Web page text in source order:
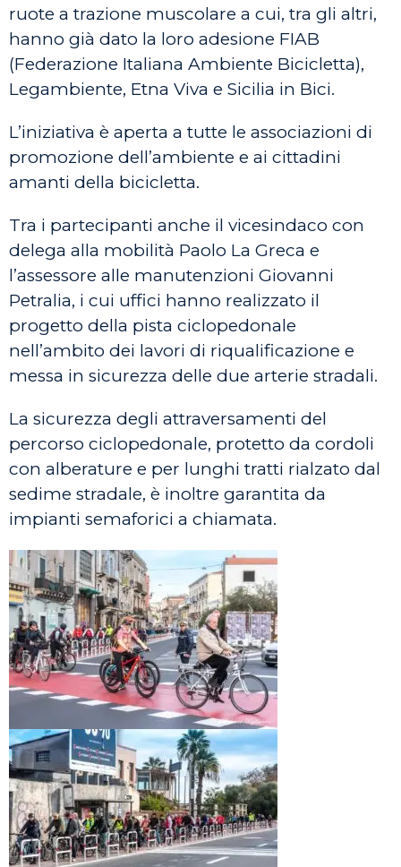
ruote a trazione muscolare a cui, tra gli altri,
hanno già dato la loro adesione FIAB
(Federazione Italiana Ambiente Bicicletta),
Legambiente, Etna Viva e Sicilia in Bici.
L’iniziativa è aperta a tutte le associazioni di
promozione dell’ambiente e ai cittadini
amanti della bicicletta.
Tra i partecipanti anche il vicesindaco con
delega alla mobilità Paolo La Greca e
l’assessore alle manutenzioni Giovanni
Petralia, i cui uffici hanno realizzato il
progetto della pista ciclopedonale
nell’ambito dei lavori di riqualificazione e
messa in sicurezza delle due arterie stradali.
La sicurezza degli attraversamenti del
percorso ciclopedonale, protetto da cordoli
con alberature e per lunghi tratti rialzato dal
sedime stradale, è inoltre garantita da
impianti semaforici a chiamata.